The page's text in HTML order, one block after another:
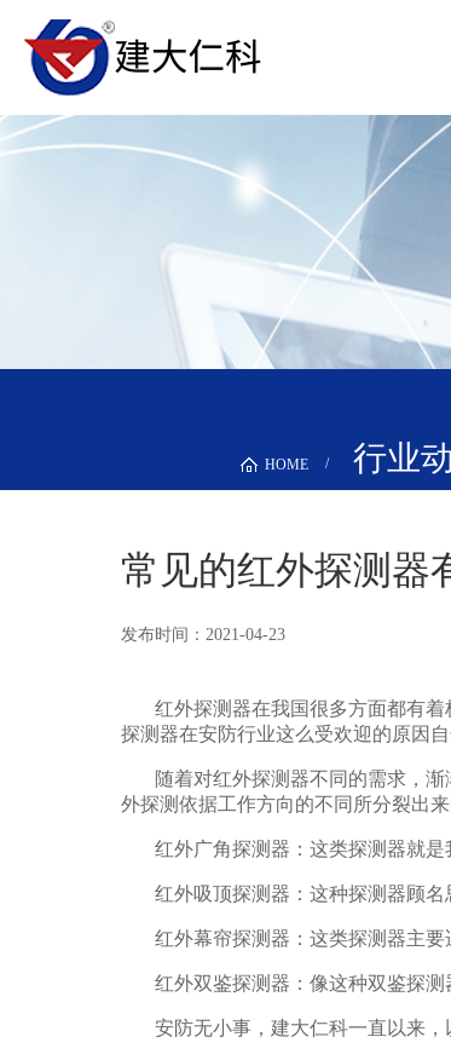
HOME 行业
常见的红外探测器
发布时间：2021-04-23
红外探测器在我国很多方面都有着
探测器在安防行业这么受欢迎的原因
随着对红外探测器不同的需求，
外探测依据工作方向的不同所分裂出来
红外广角探测器： 这类探测器就是
红外吸顶探测器： 这种探测器顾名
红外幕帘探测器： 这类探测器主要
红外双鉴探测器： 像这种双鉴探测
安防无小事，建大仁科一直以来